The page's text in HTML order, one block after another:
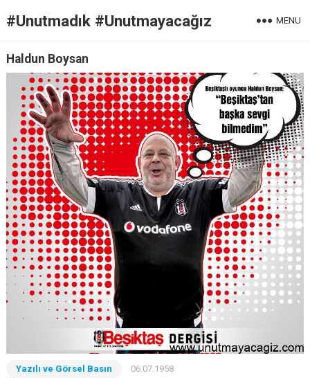
#Unutmadık #Unutmayacağız MENU
Haldun Boysan
Yazılı ve Görsel Basın 06.07.1958